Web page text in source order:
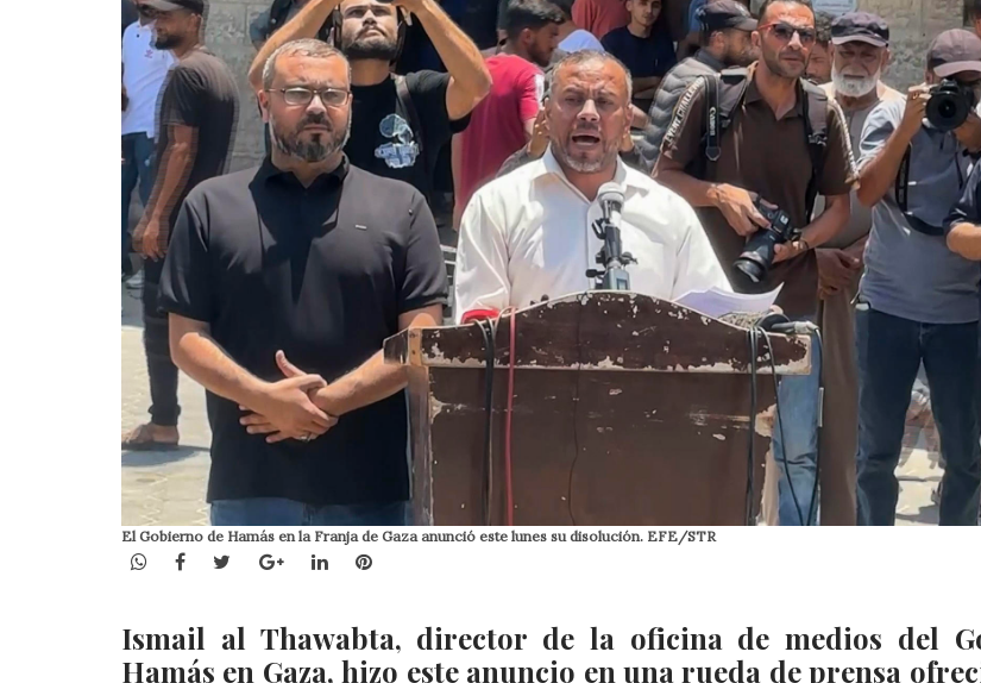
El Gobierno de Hamás en la Franja de Gaza anunció este lunes su disolución. EFE/STR
WhatsApp
Facebook
TwitterGoogle+LinkedInPinterest
Ismail al Thawabta, director de la oficina de medios del
Hamás en Gaza, hizo este anuncio en una rueda de prensa